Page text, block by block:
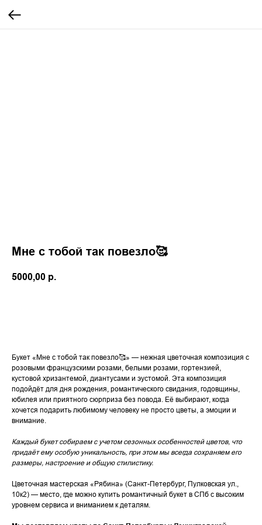
Мне с тобой так повезло🥰
5000,00 р.
Букет «Мне с тобой так повезло🥰» — нежная цветочная композиция с
розовыми французскими розами, белыми розами, гортензией,
кустовой хризантемой, диантусами и эустомой. Эта композиция
подойдёт для дня рождения, романтического свидания, годовщины,
юбилея или приятного сюрприза без повода. Её выбирают, когда
хочется подарить любимому человеку не просто цветы, а эмоции и
внимание.
Каждый букет собираем с учетом сезонных особенностей цветов, что
придаёт ему особую уникальность, при этом мы всегда сохраняем его
размеры, настроение и общую стилистику.
Цветочная мастерская «Рябина» (Санкт-Петербург, Пулковская ул.,
10к2) — место, где можно купить романтичный букет в СПб с высоким
уровнем сервиса и вниманием к деталям.